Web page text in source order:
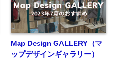
Map Design GALLERY（マ
ップデザインギャラリー）